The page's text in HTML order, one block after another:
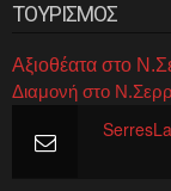
ΤΟΥΡΙΣΜΟΣ
Αξιοθέατα στο
Διαμονή στο